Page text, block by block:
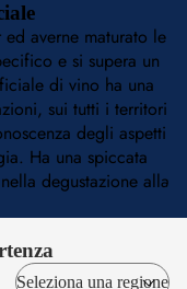
ed averne maturato le
e si supera un
di vino ha una
sui tutti i territori
degli aspetti
Ha una spiccata
degustazione alla